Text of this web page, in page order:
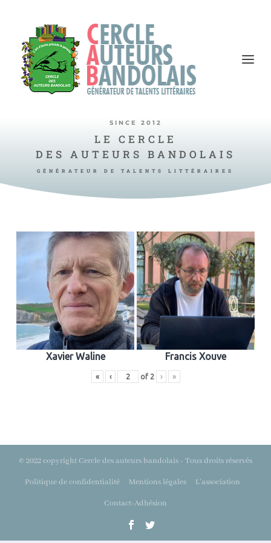
SINCE 2012
LE CERCLE
DES AUTEURS BANDOLAIS
GÉNÉRATEUR DE TALENTS LITTÉRAIRES
Xavier Waline Francis Xouve
« ‹ of 2 › »
© 2022 copyright Cercle des auteurs bandolais - Tous droits réservés
Politique de confidentialité Mentions légales L’association
Contact-Adhésion